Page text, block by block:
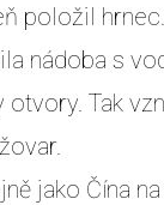
položil
nádoba s
otvory. Tak
jako Čína